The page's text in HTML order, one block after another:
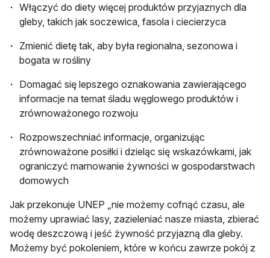
Włączyć do diety więcej produktów przyjaznych dla
gleby, takich jak soczewica, fasola i ciecierzyca
Zmienić dietę tak, aby była regionalna, sezonowa i
bogata w rośliny
Domagać się lepszego oznakowania zawierającego
informacje na temat śladu węglowego produktów i
zrównoważonego rozwoju
Rozpowszechniać informacje, organizując
zrównoważone posiłki i dzieląc się wskazówkami, jak
ograniczyć marnowanie żywności w gospodarstwach
domowych
Jak przekonuje UNEP „nie możemy cofnąć czasu, ale
możemy uprawiać lasy, zazieleniać nasze miasta, zbierać
wodę deszczową i jeść żywność przyjazną dla gleby.
Możemy być pokoleniem, które w końcu zawrze pokój z